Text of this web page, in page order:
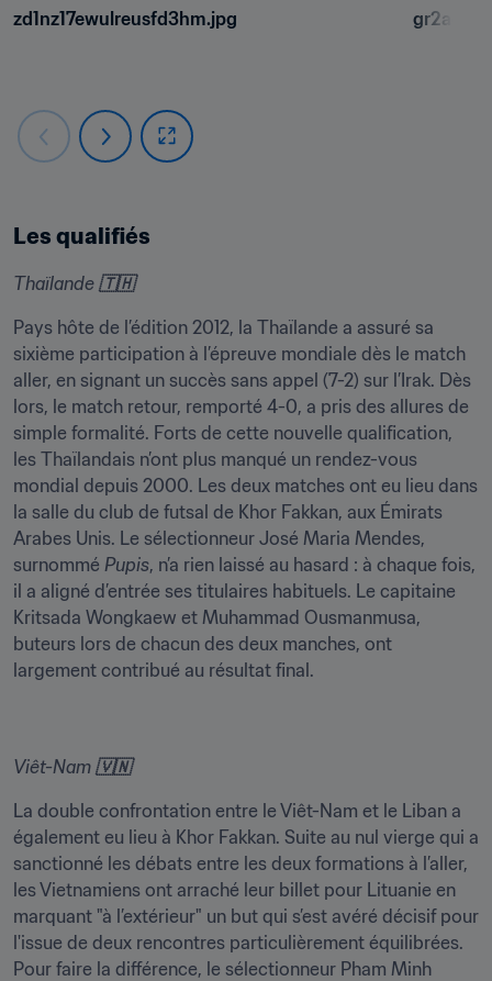
zd1nz17ewulreusfd3hm.jpg
Les qualifiés
Thaïlande 🇹🇭
Pays hôte de l’édition 2012, la Thaïlande a assuré sa
sixième participation à l’épreuve mondiale dès le match
aller, en signant un succès sans appel (7-2) sur l’Irak. Dès
lors, le match retour, remporté 4-0, a pris des allures de
simple formalité. Forts de cette nouvelle qualification,
les Thaïlandais n’ont plus manqué un rendez-vous
mondial depuis 2000. Les deux matches ont eu lieu dans
la salle du club de futsal de Khor Fakkan, aux Émirats
Arabes Unis. Le sélectionneur José Maria Mendes,
surnommé Pupis, n’a rien laissé au hasard : à chaque fois,
il a aligné d’entrée ses titulaires habituels. Le capitaine
Kritsada Wongkaew et Muhammad Ousmanmusa,
buteurs lors de chacun des deux manches, ont
largement contribué au résultat final.
Viêt-Nam 🇻🇳
La double confrontation entre le Viêt-Nam et le Liban a
également eu lieu à Khor Fakkan. Suite au nul vierge qui a
sanctionné les débats entre les deux formations à l’aller,
les Vietnamiens ont arraché leur billet pour Lituanie en
marquant "à l’extérieur" un but qui s’est avéré décisif pour
l'issue de deux rencontres particulièrement équilibrées.
Pour faire la différence, le sélectionneur Pham Minh